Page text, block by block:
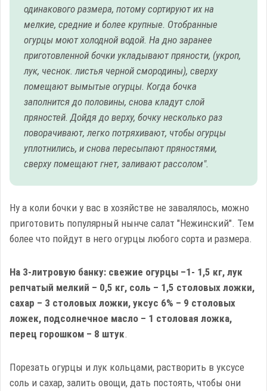
одинакового размера, потому сортируют их на
мелкие, средние и более крупные. Отобранные
огурцы моют холодной водой. На дно заранее
приготовленной бочки укладывают пряности, (укроп,
лук, чеснок. листья черной смородины), сверху
помещают вымытые огурцы. Когда бочка
заполнится до половины, снова кладут слой
пряностей. Дойдя до верху, бочку несколько раз
поворачивают, легко потряхивают, чтобы огурцы
уплотнились, и снова пересыпают пряностями,
сверху помещают гнет, заливают рассолом".
Ну а коли бочки у вас в хозяйстве не завалялось, можно
приготовить популярный нынче салат "Нежинский". Тем
более что пойдут в него огурцы любого сорта и размера.
На 3-литровую банку: свежие огурцы –1- 1,5 кг, лук
репчатый мелкий – 0,5 кг, соль – 1,5 столовых ложки,
сахар – 3 столовых ложки, уксус 6% – 9 столовых
ложек, подсолнечное масло – 1 столовая ложка,
перец горошком – 8 штук.
Порезать огурцы и лук кольцами, растворить в уксусе
соль и сахар, залить овощи, дать постоять, чтобы они